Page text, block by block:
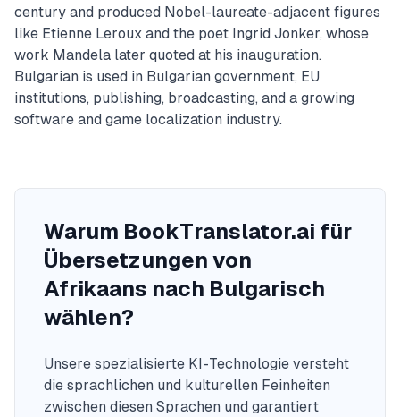
century and produced Nobel-laureate-adjacent figures
like Etienne Leroux and the poet Ingrid Jonker, whose
work Mandela later quoted at his inauguration.
Bulgarian is used in Bulgarian government, EU
institutions, publishing, broadcasting, and a growing
software and game localization industry.
Warum BookTranslator.ai für
Übersetzungen von
Afrikaans nach Bulgarisch
wählen?
Unsere spezialisierte KI-Technologie versteht
die sprachlichen und kulturellen Feinheiten
zwischen diesen Sprachen und garantiert